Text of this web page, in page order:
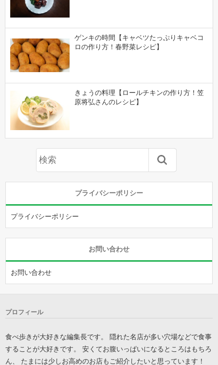
ゲンキの時間【キャベツたっぷりキャベコ
ロの作り方！春野菜レシピ】
きょうの料理【ロールチキンの作り方！笠
原将弘さんのレシピ】
プライバシーポリシー
プライバシーポリシー
お問い合わせ
お問い合わせ
プロフィール
食べ歩きが大好きな編集長です。 隠れた名店が多い穴場などで食事
することが大好きです。 安くてお腹いっぱいになるところはもちろ
ん、 たまには少しお高めのお店もご紹介したいと思っています！